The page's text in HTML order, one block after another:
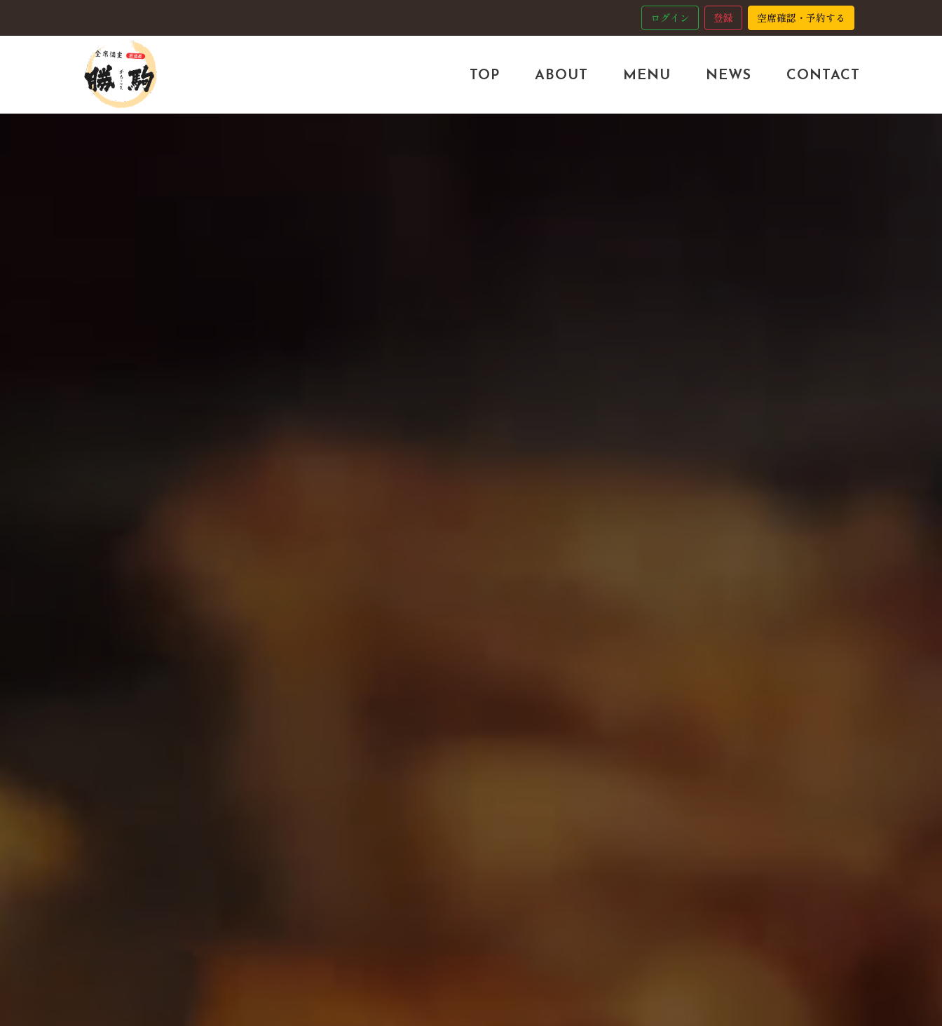
ログイン 登録 空席確認・予約する
TOP ABOUT MENU NEWS CONTACT